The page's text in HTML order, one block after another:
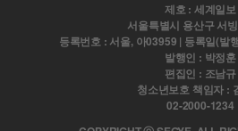
제호 : 세계일보
서울특별시 용산구 서
등록번호 : 서울, 아03959 | 등록일(발
발행인 : 박정훈
편집인 : 조남규
청소년보호 책임자 :
02-2000-1234